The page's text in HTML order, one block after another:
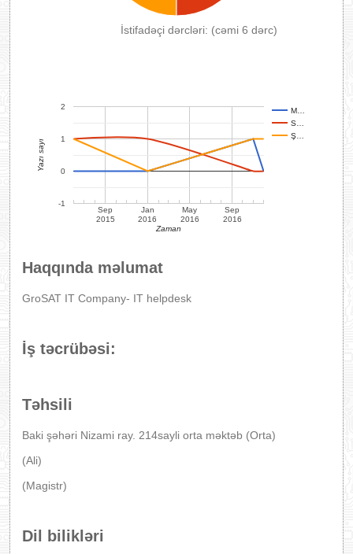
İstifadəçi dərcləri: (cəmi 6 dərc)
M…
S…
Ş…
Sep
2015
Jan
2016
May
2016
Sep
2016
-1
0
1
2
Zaman
Yazı sayı
Haqqında məlumat
GroSAT IT Company- IT helpdesk
İş təcrübəsi:
Təhsili
Baki şəhəri Nizami ray. 214sayli orta məktəb (Orta)
(Ali)
(Magistr)
Dil bilikləri